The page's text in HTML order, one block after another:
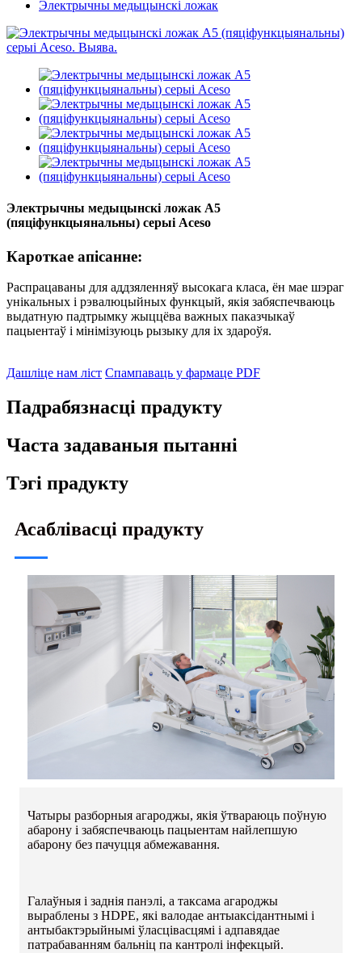
Электрычны медыцынскі ложак
Электрычны медыцынскі ложак A5
(пяціфункцыянальны) серыі Aceso
Кароткае апісанне:
Распрацаваны для аддзяленняў высокага класа, ён мае шэраг
унікальных і рэвалюцыйных функцый, якія забяспечваюць
выдатную падтрымку жыццёва важных паказчыкаў
пацыентаў і мінімізуюць рызыку для іх здароўя.
Дашліце нам ліст Спампаваць у фармаце PDF
Падрабязнасці прадукту
Часта задаваныя пытанні
Тэгі прадукту
Асаблівасці прадукту
Чатыры разборныя агароджы, якія ўтвараюць поўную
абарону і забяспечваюць пацыентам найлепшую
абарону без пачуцця абмежавання.
Галаўныя і заднія панэлі, а таксама агароджы
выраблены з HDPE, які валодае антыаксідантнымі і
антыбактэрыйнымі ўласцівасцямі і адпавядае
патрабаванням бальніц па кантролі інфекцый.